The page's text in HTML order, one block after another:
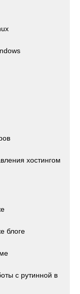
хостингом
блоге
с рутинной в